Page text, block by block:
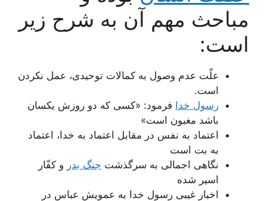
مباحث مهم آن به شرح زیر
است:
علّت عدم وصول به کمالات توحیدی، عمل نکردن
است.
رسول خدا فرمود: «کسی که دو روزش یکسان
باشد مغبون است»
اعتماد به نفس در مقابل اعتماد به خدا، اعتماد
به بت است
نگاهی اجمالی به سرگذشت جنگ بدر و کفّار
اسیر شده
اخبار غیبی رسول خدا به عمویش عباس در